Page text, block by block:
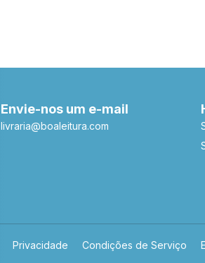
Envie-nos um e-mail
livraria@boaleitura.com
Privacidade Condições de Serviço